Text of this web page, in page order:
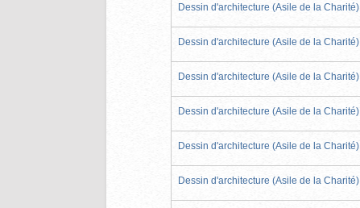
Dessin d'architecture (Asile de la Charité)
Dessin d'architecture (Asile de la Charité)
Dessin d'architecture (Asile de la Charité)
Dessin d'architecture (Asile de la Charité)
Dessin d'architecture (Asile de la Charité)
Dessin d'architecture (Asile de la Charité)